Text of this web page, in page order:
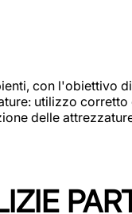
con
utilizzo
delle